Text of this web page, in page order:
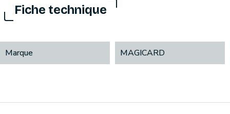
Fiche technique
Marque MAGICARD